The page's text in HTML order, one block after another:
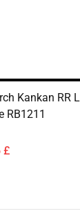
Kankan RR
RB1211
£